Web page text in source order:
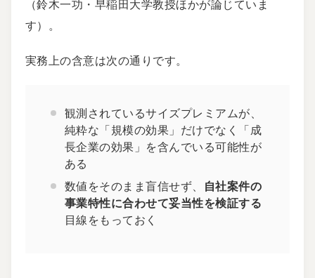
（鈴木一功・早稲田大学教授ほかが論じていま
す）。
実務上の含意は次の通りです。
観測されているサイズプレミアムが、
純粋な「規模の効果」だけでなく「成
長企業の効果」を含んでいる可能性が
ある
数値をそのまま盲信せず、 自社案件の
事業特性に合わせて妥当性を検証する
目線をもっておく